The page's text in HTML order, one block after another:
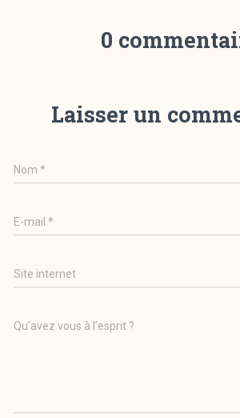
0
Laisser un
Nom*
E-mail*
Site internet
Qu’avez vous à l’esprit ?